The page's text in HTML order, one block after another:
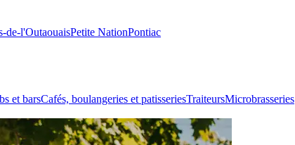
de-l'OutaouaisPetite NationPontiac
et barsCafés, boulangeries et patisseriesTraiteursMicrobrasseries